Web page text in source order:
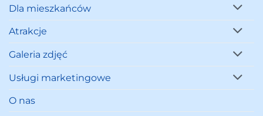
Dla mieszkańców
Atrakcje
Galeria zdjęć
Usługi marketingowe
O nas